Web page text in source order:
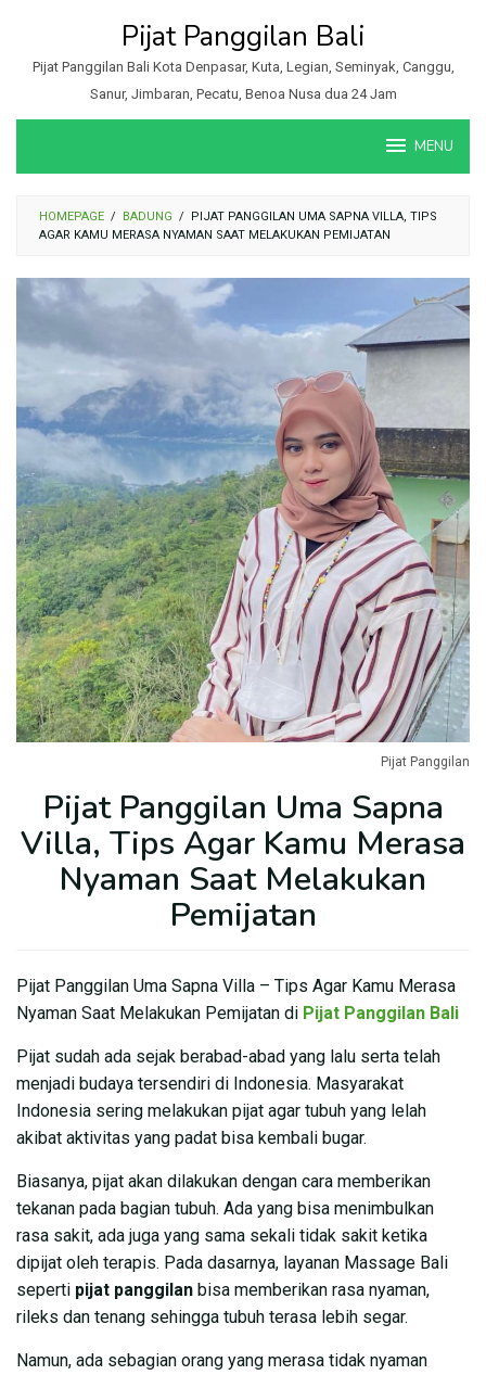
konten
Pijat Panggilan Bali
Pijat Panggilan Bali Kota Denpasar, Kuta, Legian, Seminyak, Canggu,
Sanur, Jimbaran, Pecatu, Benoa Nusa dua 24 Jam
MENU
HOMEPAGE / BADUNG /
PIJAT PANGGILAN UMA SAPNA VILLA, TIPS
AGAR KAMU MERASA NYAMAN SAAT MELAKUKAN PEMIJATAN
Pijat Panggilan
Pijat Panggilan Uma Sapna
Villa, Tips Agar Kamu Merasa
Nyaman Saat Melakukan
Pemijatan
Pijat Panggilan Uma Sapna Villa – Tips Agar Kamu Merasa
Nyaman Saat Melakukan Pemijatan di Pijat Panggilan Bali
Pijat sudah ada sejak berabad-abad yang lalu serta telah
menjadi budaya tersendiri di Indonesia. Masyarakat
Indonesia sering melakukan pijat agar tubuh yang lelah
akibat aktivitas yang padat bisa kembali bugar.
Biasanya, pijat akan dilakukan dengan cara memberikan
tekanan pada bagian tubuh. Ada yang bisa menimbulkan
rasa sakit, ada juga yang sama sekali tidak sakit ketika
dipijat oleh terapis. Pada dasarnya, layanan Massage Bali
seperti pijat panggilan bisa memberikan rasa nyaman,
rileks dan tenang sehingga tubuh terasa lebih segar.
Namun, ada sebagian orang yang merasa tidak nyaman